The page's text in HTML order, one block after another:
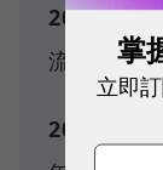
2023〉11
流中心，
2024〉
掌
立即